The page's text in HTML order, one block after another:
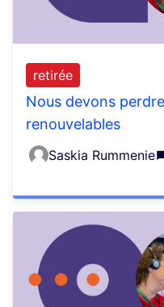
Nous devons
renouvelables
retirée
Saskia Rummenie